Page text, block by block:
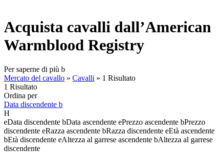
Acquista cavalli dall’American
Warmblood Registry
Per saperne di più b
Mercato del cavallo » Cavalli » 1 Risultato
1 Risultato
Ordina per
Data discendente b
H
eData discendente bData ascendente ePrezzo ascendente bPrezzo
discendente eRazza ascendente bRazza discendente eEtà ascendente
bEtà discendente eAltezza al garrese ascendente bAltezza al garrese
discendente